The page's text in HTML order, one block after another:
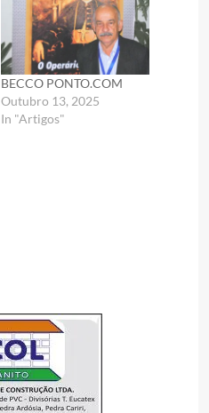
BECCO PONTO.COM
Outubro 13, 2025
In "Artigos"